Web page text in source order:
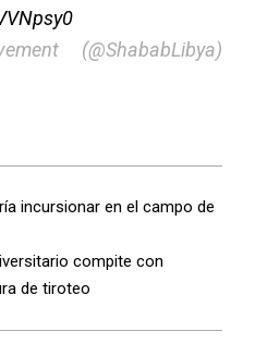
(@ShababLibya)
incursionar en el campo de
compite con
de tiroteo